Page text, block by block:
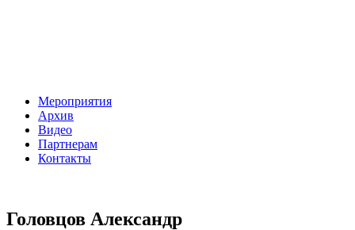
Мероприятия
Архив
Видео
Партнерам
Контакты
Головцов Александр